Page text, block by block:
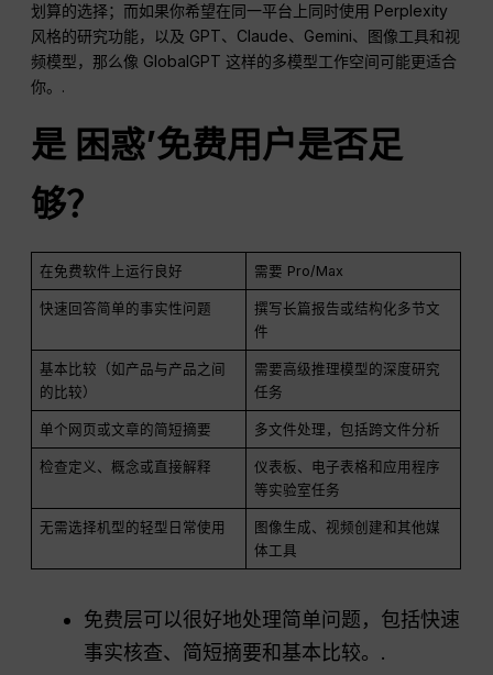
划算的选择；而如果你希望在同一平台上同时使用 Perplexity
风格的研究功能，以及 GPT、Claude、Gemini、图像工具和视
频模型，那么像 GlobalGPT 这样的多模型工作空间可能更适合
你。.
是 困惑’免费用户是否足
够？
在免费软件上运行良好 需要 Pro/Max
快速回答简单的事实性问题
撰写长篇报告或结构化多节文
件
基本比较（如产品与产品之间
的比较）
需要高级推理模型的深度研究
任务
单个网页或文章的简短摘要 多文件处理，包括跨文件分析
检查定义、概念或直接解释
仪表板、电子表格和应用程序
等实验室任务
无需选择机型的轻型日常使用
图像生成、视频创建和其他媒
体工具
免费层可以很好地处理简单问题，包括快速
事实核查、简短摘要和基本比较。.